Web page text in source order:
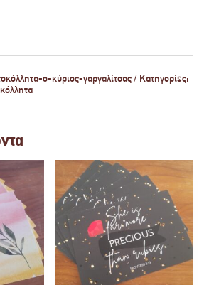
ο-κύριος-γαργαλίτσας
Κατηγορίες: